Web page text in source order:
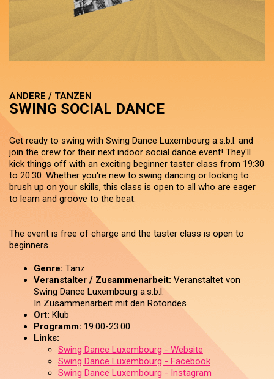
ANDERE / TANZEN
SWING SOCIAL DANCE
Get ready to swing with Swing Dance Luxembourg a.s.b.l. and
join the crew for their next indoor social dance event! They'll
kick things off with an exciting beginner taster class from 19:30
to 20:30. Whether you're new to swing dancing or looking to
brush up on your skills, this class is open to all who are eager
to learn and groove to the beat.
The event is free of charge and the taster class is open to
beginners.
Genre: Tanz
Veranstalter / Zusammenarbeit: Veranstaltet von
Swing Dance Luxembourg a.s.b.l.
In Zusammenarbeit mit den Rotondes
Ort: Klub
Programm: 19:00-23:00
Links:
Swing Dance Luxembourg - Website
Swing Dance Luxembourg - Facebook
Swing Dance Luxembourg - Instagram